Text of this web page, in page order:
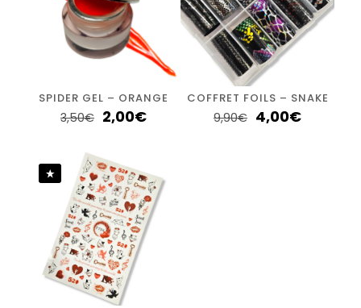
SPIDER GEL – ORANGE
3,50€ 2,00€
COFFRET FOILS – SNAKE
9,90€ 4,00€